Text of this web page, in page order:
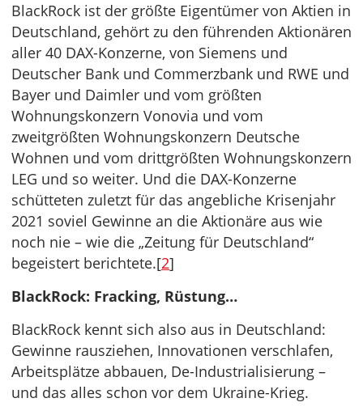
BlackRock ist der größte Eigentümer von Aktien in
Deutschland, gehört zu den führenden Aktionären
aller 40 DAX-Konzerne, von Siemens und
Deutscher Bank und Commerzbank und RWE und
Bayer und Daimler und vom größten
Wohnungskonzern Vonovia und vom
zweitgrößten Wohnungskonzern Deutsche
Wohnen und vom drittgrößten Wohnungskonzern
LEG und so weiter. Und die DAX-Konzerne
schütteten zuletzt für das angebliche Krisenjahr
2021 soviel Gewinne an die Aktionäre aus wie
noch nie – wie die „Zeitung für Deutschland“
begeistert berichtete.[2]
BlackRock: Fracking, Rüstung…
BlackRock kennt sich also aus in Deutschland:
Gewinne rausziehen, Innovationen verschlafen,
Arbeitsplätze abbauen, De-Industrialisierung –
und das alles schon vor dem Ukraine-Krieg.